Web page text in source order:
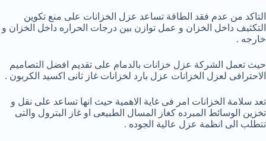
التاكد من عدم فقد الطاقة تساعد عزل الخزانات على منع تكوين
التكثيف داخل الخزان و عمل توازن بين درجات الحراره داخل الخزان و
خارجه .
حيث تعمل الشركة عزل خزانات بالدمام على تقديم افضل التصاميم
الاحترافى لعزل الخزانات عزل بارد لخزانات غاز ثانى اكسيد الكربون .
تعد سلامة الخزانات امر فى غاية الاهمية حيث انها تساعد على نقل و
تخزين الوسائط المبرده كغاز المسال الطبيعى او غاز البترول والتى
تتطلب الى انظمة عزل عالية الجوده .